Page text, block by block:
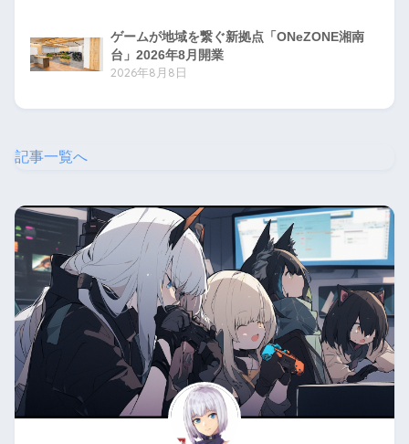
ゲームが地域を繋ぐ新拠点「ONeZONE湘南
台」2026年8月開業
2026年8月8日
記事一覧へ